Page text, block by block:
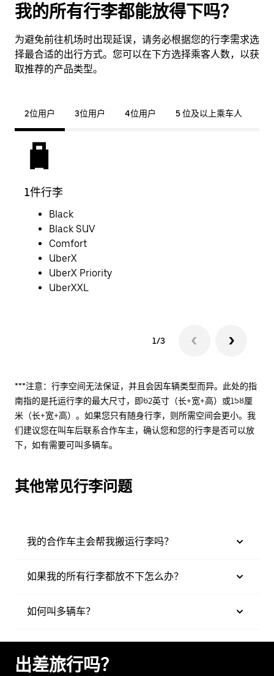
我的所有行李都能放得下吗？
为避免前往机场时出现延误，请务必根据您的行李需求选
择最合适的出行方式。您可以在下方选择乘客人数，以获
取推荐的产品类型。
2位用户 3位用户 4位用户 5 位及以上乘车人
1件行李
Black
Black SUV
Comfort
UberX
UberX Priority
UberXXL
1/3
***注意：行李空间无法保证，并且会因车辆类型而异。此处的指
南指的是托运行李的最大尺寸，即62英寸（长+宽+高）或158厘
米（长+宽+高）。如果您只有随身行李，则所需空间会更小。我
们建议您在叫车后联系合作车主，确认您和您的行李是否可以放
下，如有需要可叫多辆车。
其他常见行李问题
我的合作车主会帮我搬运行李吗？
如果我的所有行李都放不下怎么办？
如何叫多辆车？
出差旅行吗？